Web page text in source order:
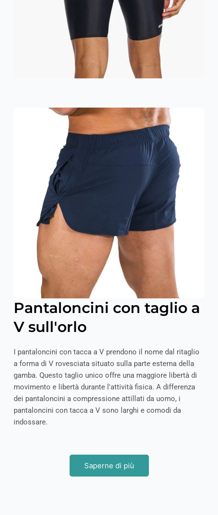
Pantaloncini con taglio a
V sull'orlo
I pantaloncini con tacca a V prendono il nome dal ritaglio
a forma di V rovesciata situato sulla parte esterna della
gamba. Questo taglio unico offre una maggiore libertà di
movimento e libertà durante l'attività fisica. A differenza
dei pantaloncini a compressione attillati da uomo, i
pantaloncini con tacca a V sono larghi e comodi da
indossare.
Saperne di più